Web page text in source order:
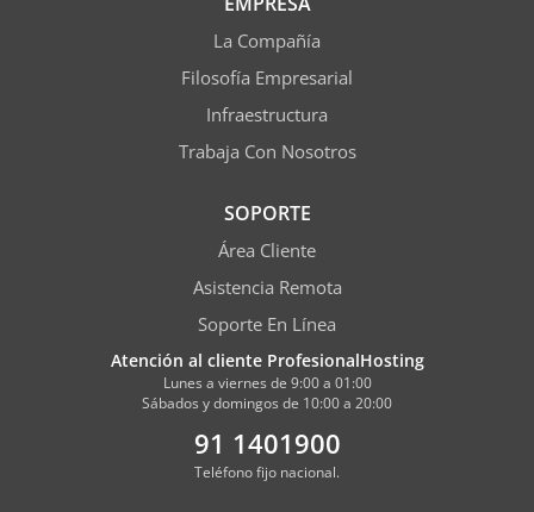
La Compañía
Filosofía Empresarial
Infraestructura
Trabaja Con Nosotros
SOPORTE
Área Cliente
Asistencia Remota
Soporte En Línea
Atención al cliente ProfesionalHosting
Lunes a viernes de 9:00 a 01:00
Sábados y domingos de 10:00 a 20:00
91 1401900
Teléfono fijo nacional.